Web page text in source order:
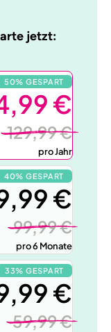
jetzt:
50% GESPART
€
129,99 €
pro Jahr
40% GESPART
€
99,99 €
pro 6 Monate
33% GESPART
€
59,99 €